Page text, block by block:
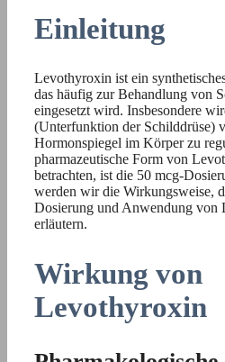
Einleitung
Levothyroxin ist ein
das häufig zur Behandlung von
eingesetzt wird. Insbesondere
(Unterfunktion der Schilddrüse)
Hormonspiegel im Körper zu
pharmazeutische Form von
betrachten, ist die 50 mcg-
werden wir die Wirkungsweise,
Dosierung und Anwendung von
erläutern.
Wirkung von
Levothyroxin